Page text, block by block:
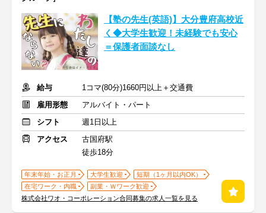
【塾の先生(英語)】大分豊府高校近
く◆大学生歓迎！未経験でも安心
＝保護者面談なし
給与
1コマ(80分)1660円以上＋交通費
雇用形態
アルバイト・パート
シフト
週1日以上
アクセス
古国府駅
徒歩18分
年末年始・お正月 大学生歓迎
短期（1ヶ月以内OK）
在宅ワーク・内職
副業・Ｗワーク歓迎
株式会社ワオ・コーポレーション合同募集の求人一覧を見る